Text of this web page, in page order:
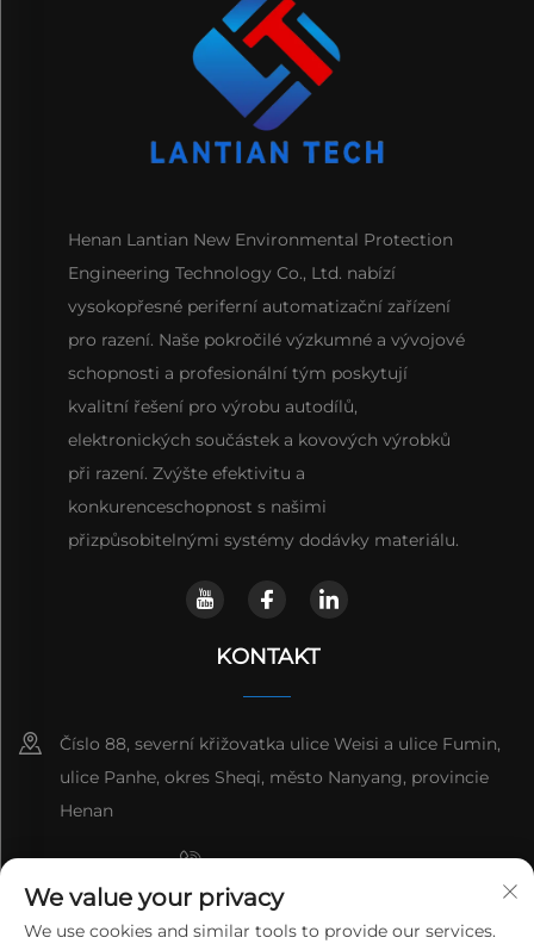
Henan Lantian New Environmental Protection
Engineering Technology Co., Ltd. nabízí
vysokopřesné periferní automatizační zařízení
pro razení. Naše pokročilé výzkumné a vývojové
schopnosti a profesionální tým poskytují
kvalitní řešení pro výrobu autodílů,
elektronických součástek a kovových výrobků
při razení. Zvýšte efektivitu a
konkurenceschopnost s našimi
přizpůsobitelnými systémy dodávky materiálu.
KONTAKT
Číslo 88, severní křižovatka ulice Weisi a ulice Fumin,
ulice Panhe, okres Sheqi, město Nanyang, provincie
Henan
+8615993153189
+86-13137795975
We value your privacy
We use cookies and similar tools to provide our services.